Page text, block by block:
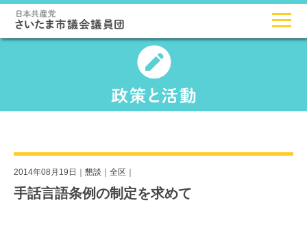
2014年08月19日｜ 懇談 全区
手話言語条例の制定を求めて